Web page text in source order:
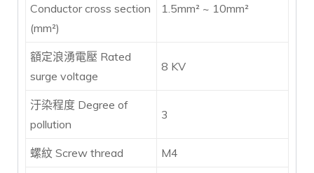
Conductor cross section
(mm²)
1.5mm² ~ 10mm²
額定浪湧電壓 Rated
surge voltage
8 KV
汙染程度 Degree of
pollution
3
螺紋 Screw thread M4